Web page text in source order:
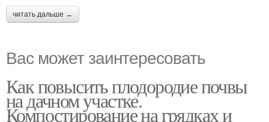
читать дальше →
Вас может заинтересовать
Как повысить плодородие почвы
на дачном участке.
Компостирование на грядках и